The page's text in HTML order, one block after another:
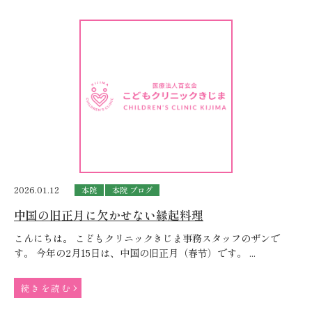
2026.01.12 本院 本院 ブログ
中国の旧正月に欠かせない縁起料理
こんにちは。 こどもクリニックきじま事務スタッフのザンで
す。 今年の2月15日は、中国の旧正月（春节）です。 ...
続きを読む